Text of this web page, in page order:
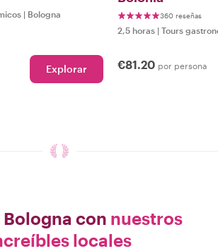
| Bologna
Explorar
360 reseñas
2,5 horas | Tours
€81.20 por persona
con nuestros
locales